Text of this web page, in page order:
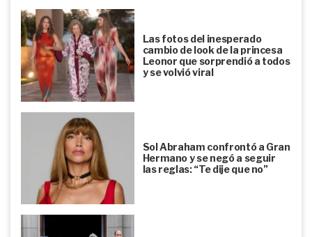
Las fotos del inesperado
cambio de look de la princesa
Leonor que sorprendió a todos
y se volvió viral
Sol Abraham confrontó a Gran
Hermano y se negó a seguir
las reglas: “Te dije que no”